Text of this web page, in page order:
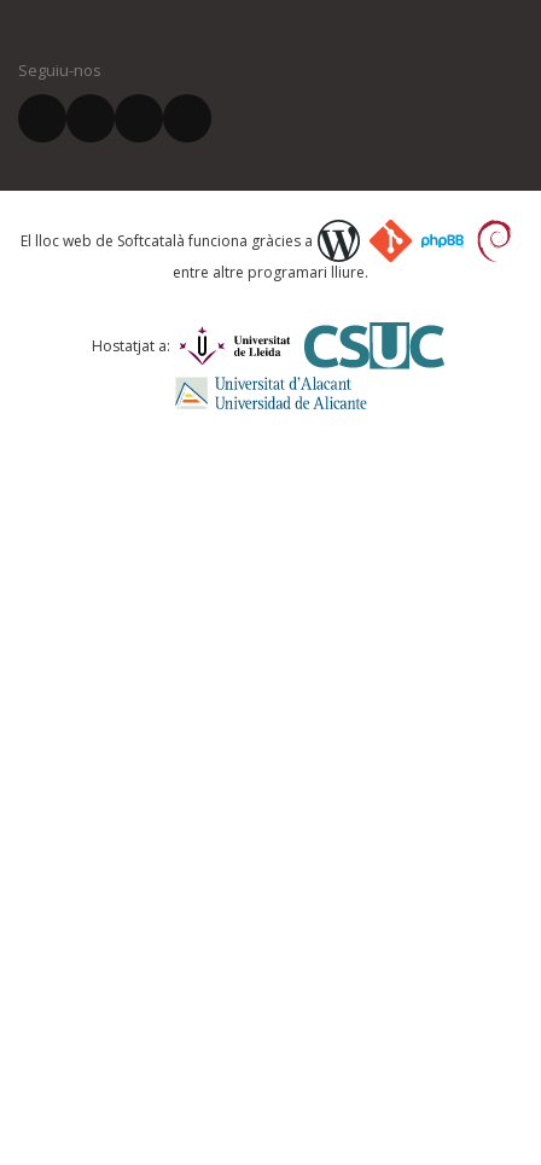
El vostre correu electrònic *
Què proposeu?
Comentari *
Seguiu-nos
El lloc web de Softcatalà funciona gràcies a
entre altre programari lliure.
Hostatjat a: